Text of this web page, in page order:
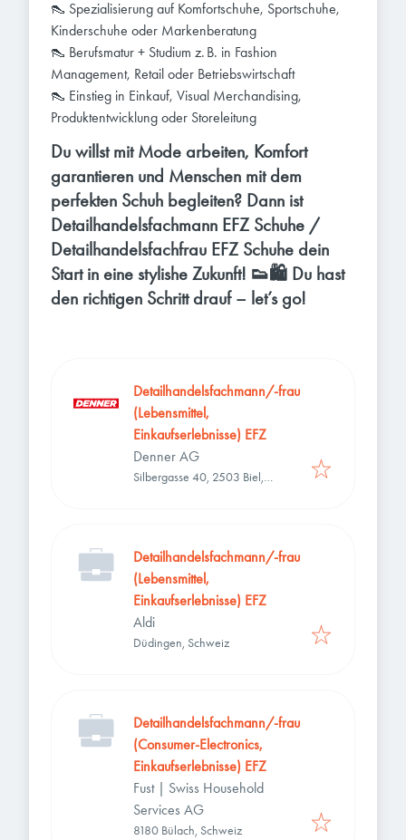
👠 Spezialisierung auf Komfortschuhe, Sportschuhe,
Kinderschuhe oder Markenberatung
👠 Berufsmatur + Studium z. B. in Fashion
Management, Retail oder Betriebswirtschaft
👠 Einstieg in Einkauf, Visual Merchandising,
Produktentwicklung oder Storeleitung
Du willst mit Mode arbeiten, Komfort
garantieren und Menschen mit dem
perfekten Schuh begleiten? Dann ist
Detailhandelsfachmann EFZ Schuhe /
Detailhandelsfachfrau EFZ Schuhe dein
Start in eine stylishe Zukunft! 👟🛍️ Du hast
den richtigen Schritt drauf – let’s go!
Detailhandelsfachmann/-frau
(Lebensmittel,
Einkaufserlebnisse) EFZ
Denner AG
Silbergasse 40, 2503 Biel,
Detailhandelsfachmann/-frau
(Lebensmittel,
Einkaufserlebnisse) EFZ
Aldi
Düdingen, Schweiz
Detailhandelsfachmann/-frau
(Consumer-Electronics,
Einkaufserlebnisse) EFZ
Fust | Swiss Household
Services AG
8180 Bülach, Schweiz